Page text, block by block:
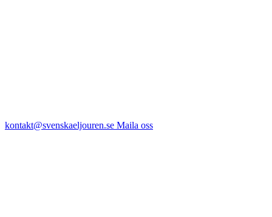
kontakt@svenskaeljouren.se Maila oss